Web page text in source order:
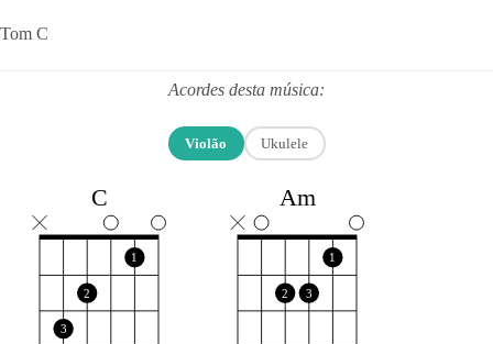
Tom C
Acordes desta música:
Violão Ukulele
C
3
2
1
Am
2 3
1